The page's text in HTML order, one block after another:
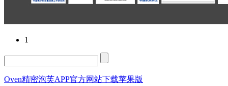
1
Oven精密泡芙APP官方网站下载苹果版